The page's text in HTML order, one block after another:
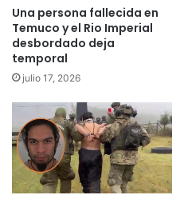
e
t
r
a
s
n
t
r
Una persona fallecida en
Temuco y el Rio Imperial
desbordado deja
temporal
julio 17, 2026